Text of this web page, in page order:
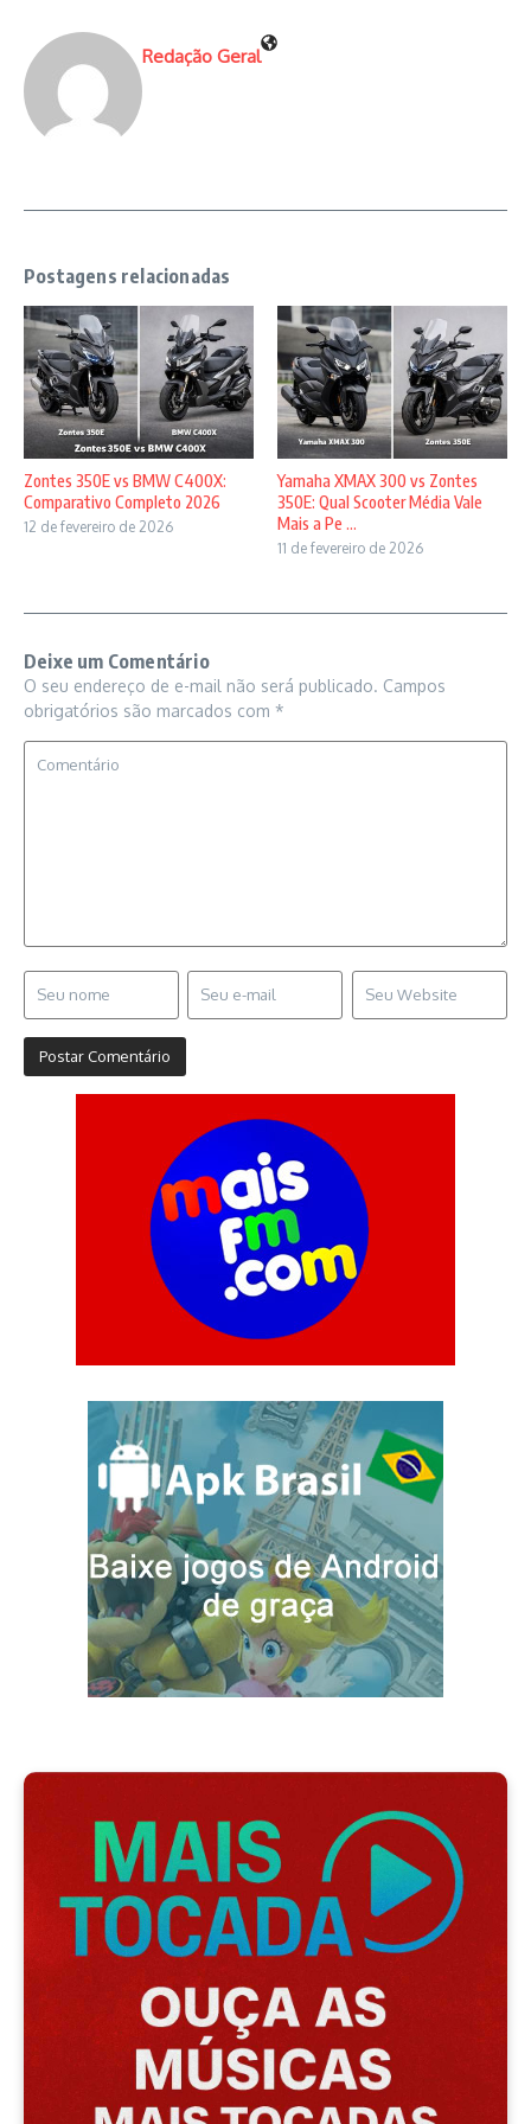
Redação Geral
Postagens relacionadas
Zontes 350E vs BMW C400X:
Comparativo Completo 2026
12 de fevereiro de 2026
Yamaha XMAX 300 vs Zontes
350E: Qual Scooter Média Vale
Mais a Pe ...
11 de fevereiro de 2026
Deixe um Comentário
O seu endereço de e-mail não será publicado. Campos
obrigatórios são marcados com *